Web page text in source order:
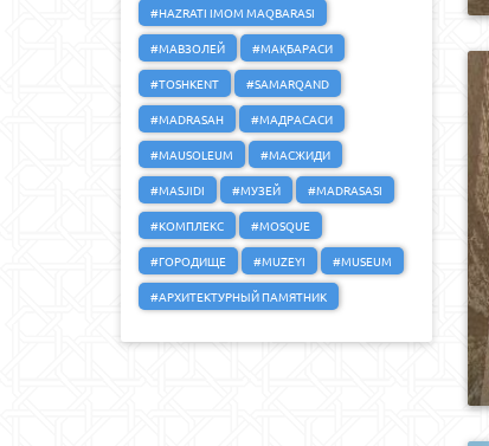
#HAZRATI IMOM MAQBARASI
#МАВЗОЛЕЙ
#МАҚБАРАСИ
#TOSHKENT
#SAMARQAND
#MADRASAH
#МАДРАСАСИ
#MAUSOLEUM
#МАСЖИДИ
#MASJIDI
#МУЗЕЙ
#MADRASASI
#КОМПЛЕКС
#MOSQUE
#ГОРОДИЩЕ
#MUZEYI
#MUSEUM
#АРХИТЕКТУРНЫЙ ПАМЯТНИК